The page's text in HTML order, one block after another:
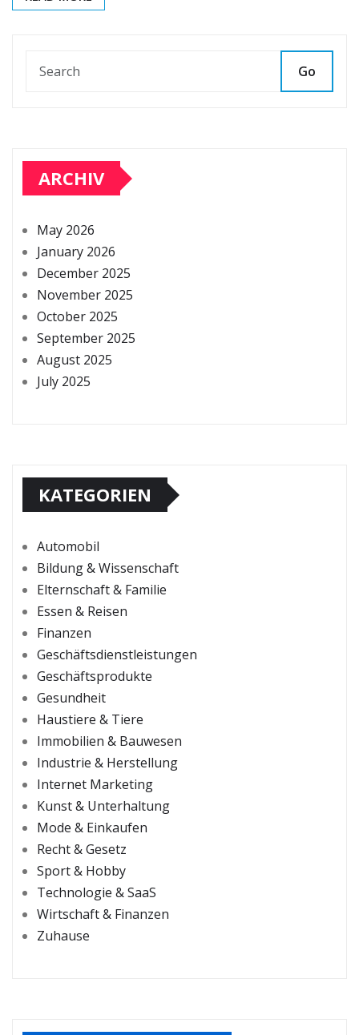
Go
ARCHIV
May 2026
January 2026
December 2025
November 2025
October 2025
September 2025
August 2025
July 2025
KATEGORIEN
Automobil
Bildung & Wissenschaft
Elternschaft & Familie
Essen & Reisen
Finanzen
Geschäftsdienstleistungen
Geschäftsprodukte
Gesundheit
Haustiere & Tiere
Immobilien & Bauwesen
Industrie & Herstellung
Internet Marketing
Kunst & Unterhaltung
Mode & Einkaufen
Recht & Gesetz
Sport & Hobby
Technologie & SaaS
Wirtschaft & Finanzen
Zuhause